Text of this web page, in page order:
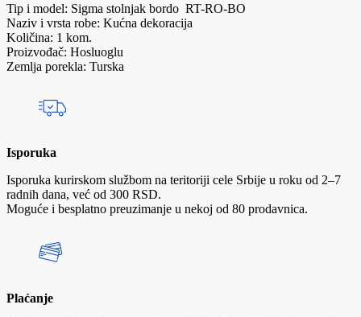
Tip i model: Sigma stolnjak bordo RT-RO-BO
Naziv i vrsta robe: Kućna dekoracija
Količina: 1 kom.
Proizvođač: Hosluoglu
Zemlja porekla: Turska
Isporuka
Isporuka kurirskom službom na teritoriji cele Srbije u roku od 2–7
radnih dana, već od 300 RSD.
Moguće i besplatno preuzimanje u nekoj od 80 prodavnica.
Plaćanje